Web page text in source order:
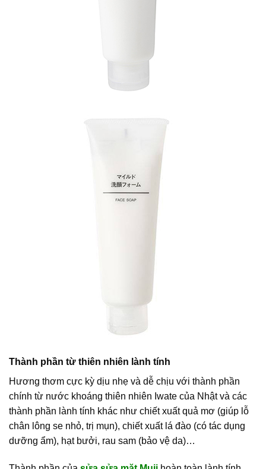
Thành phần từ thiên nhiên lành tính
Hương thơm cực kỳ dịu nhẹ và dễ chịu với thành phần
chính từ nước khoáng thiên nhiên Iwate của Nhật và các
thành phần lành tính khác như chiết xuất quả mơ (giúp lỗ
chân lông se nhỏ, trị mụn), chiết xuất lá đào (có tác dụng
dưỡng ẩm), hạt bưởi, rau sam (bảo vệ da)…